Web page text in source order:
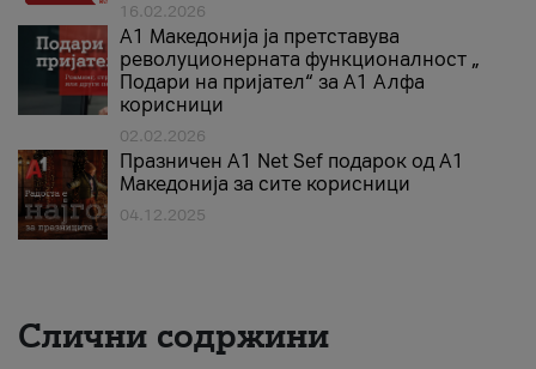
16.02.2026
А1 Македонија ја претставува
револуционерната функционалност „
Подари на пријател“ за А1 Алфа
корисници
02.02.2026
Празничен A1 Net Sеf подарок од А1
Македонија за сите корисници
04.12.2025
Слични содржини